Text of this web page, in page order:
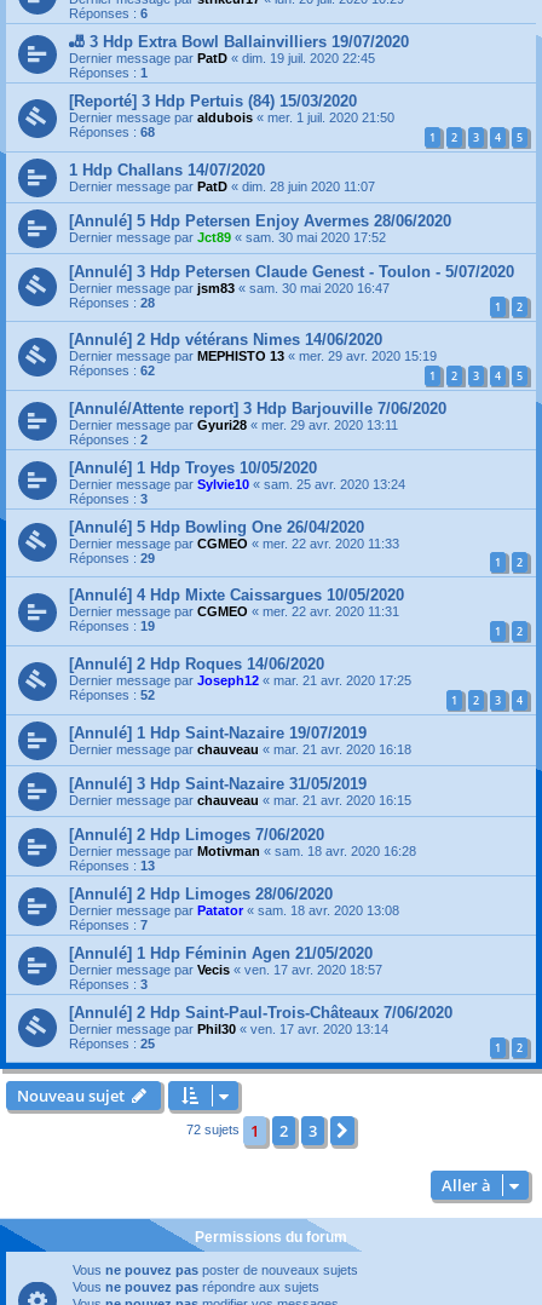
Réponses : 6
🎳 3 Hdp Extra Bowl Ballainvilliers 19/07/2020
Dernier message par PatD « dim. 19 juil. 2020 22:45
Réponses : 1
[Reporté] 3 Hdp Pertuis (84) 15/03/2020
Dernier message par aldubois « mer. 1 juil. 2020 21:50
Réponses : 68 1 2 3 4 5
1 Hdp Challans 14/07/2020
Dernier message par PatD « dim. 28 juin 2020 11:07
[Annulé] 5 Hdp Petersen Enjoy Avermes 28/06/2020
Dernier message par Jct89 « sam. 30 mai 2020 17:52
[Annulé] 3 Hdp Petersen Claude Genest - Toulon - 5/07/2020
Dernier message par jsm83 « sam. 30 mai 2020 16:47
Réponses : 28 1 2
[Annulé] 2 Hdp vétérans Nimes 14/06/2020
Dernier message par MEPHISTO 13 « mer. 29 avr. 2020 15:19
Réponses : 62 1 2 3 4 5
[Annulé/Attente report] 3 Hdp Barjouville 7/06/2020
Dernier message par Gyuri28 « mer. 29 avr. 2020 13:11
Réponses : 2
[Annulé] 1 Hdp Troyes 10/05/2020
Dernier message par Sylvie10 « sam. 25 avr. 2020 13:24
Réponses : 3
[Annulé] 5 Hdp Bowling One 26/04/2020
Dernier message par CGMEO « mer. 22 avr. 2020 11:33
Réponses : 29 1 2
[Annulé] 4 Hdp Mixte Caissargues 10/05/2020
Dernier message par CGMEO « mer. 22 avr. 2020 11:31
Réponses : 19 1 2
[Annulé] 2 Hdp Roques 14/06/2020
Dernier message par Joseph12 « mar. 21 avr. 2020 17:25
Réponses : 52 1 2 3 4
[Annulé] 1 Hdp Saint-Nazaire 19/07/2019
Dernier message par chauveau « mar. 21 avr. 2020 16:18
[Annulé] 3 Hdp Saint-Nazaire 31/05/2019
Dernier message par chauveau « mar. 21 avr. 2020 16:15
[Annulé] 2 Hdp Limoges 7/06/2020
Dernier message par Motivman « sam. 18 avr. 2020 16:28
Réponses : 13
[Annulé] 2 Hdp Limoges 28/06/2020
Dernier message par Patator « sam. 18 avr. 2020 13:08
Réponses : 7
[Annulé] 1 Hdp Féminin Agen 21/05/2020
Dernier message par Vecis « ven. 17 avr. 2020 18:57
Réponses : 3
[Annulé] 2 Hdp Saint-Paul-Trois-Châteaux 7/06/2020
Dernier message par Phil30 « ven. 17 avr. 2020 13:14
Réponses : 25 1 2
Nouveau sujet
72 sujets 1 2 3
Aller à
Permissions du forum
Vous ne pouvez pas poster de nouveaux sujets
Vous ne pouvez pas répondre aux sujets